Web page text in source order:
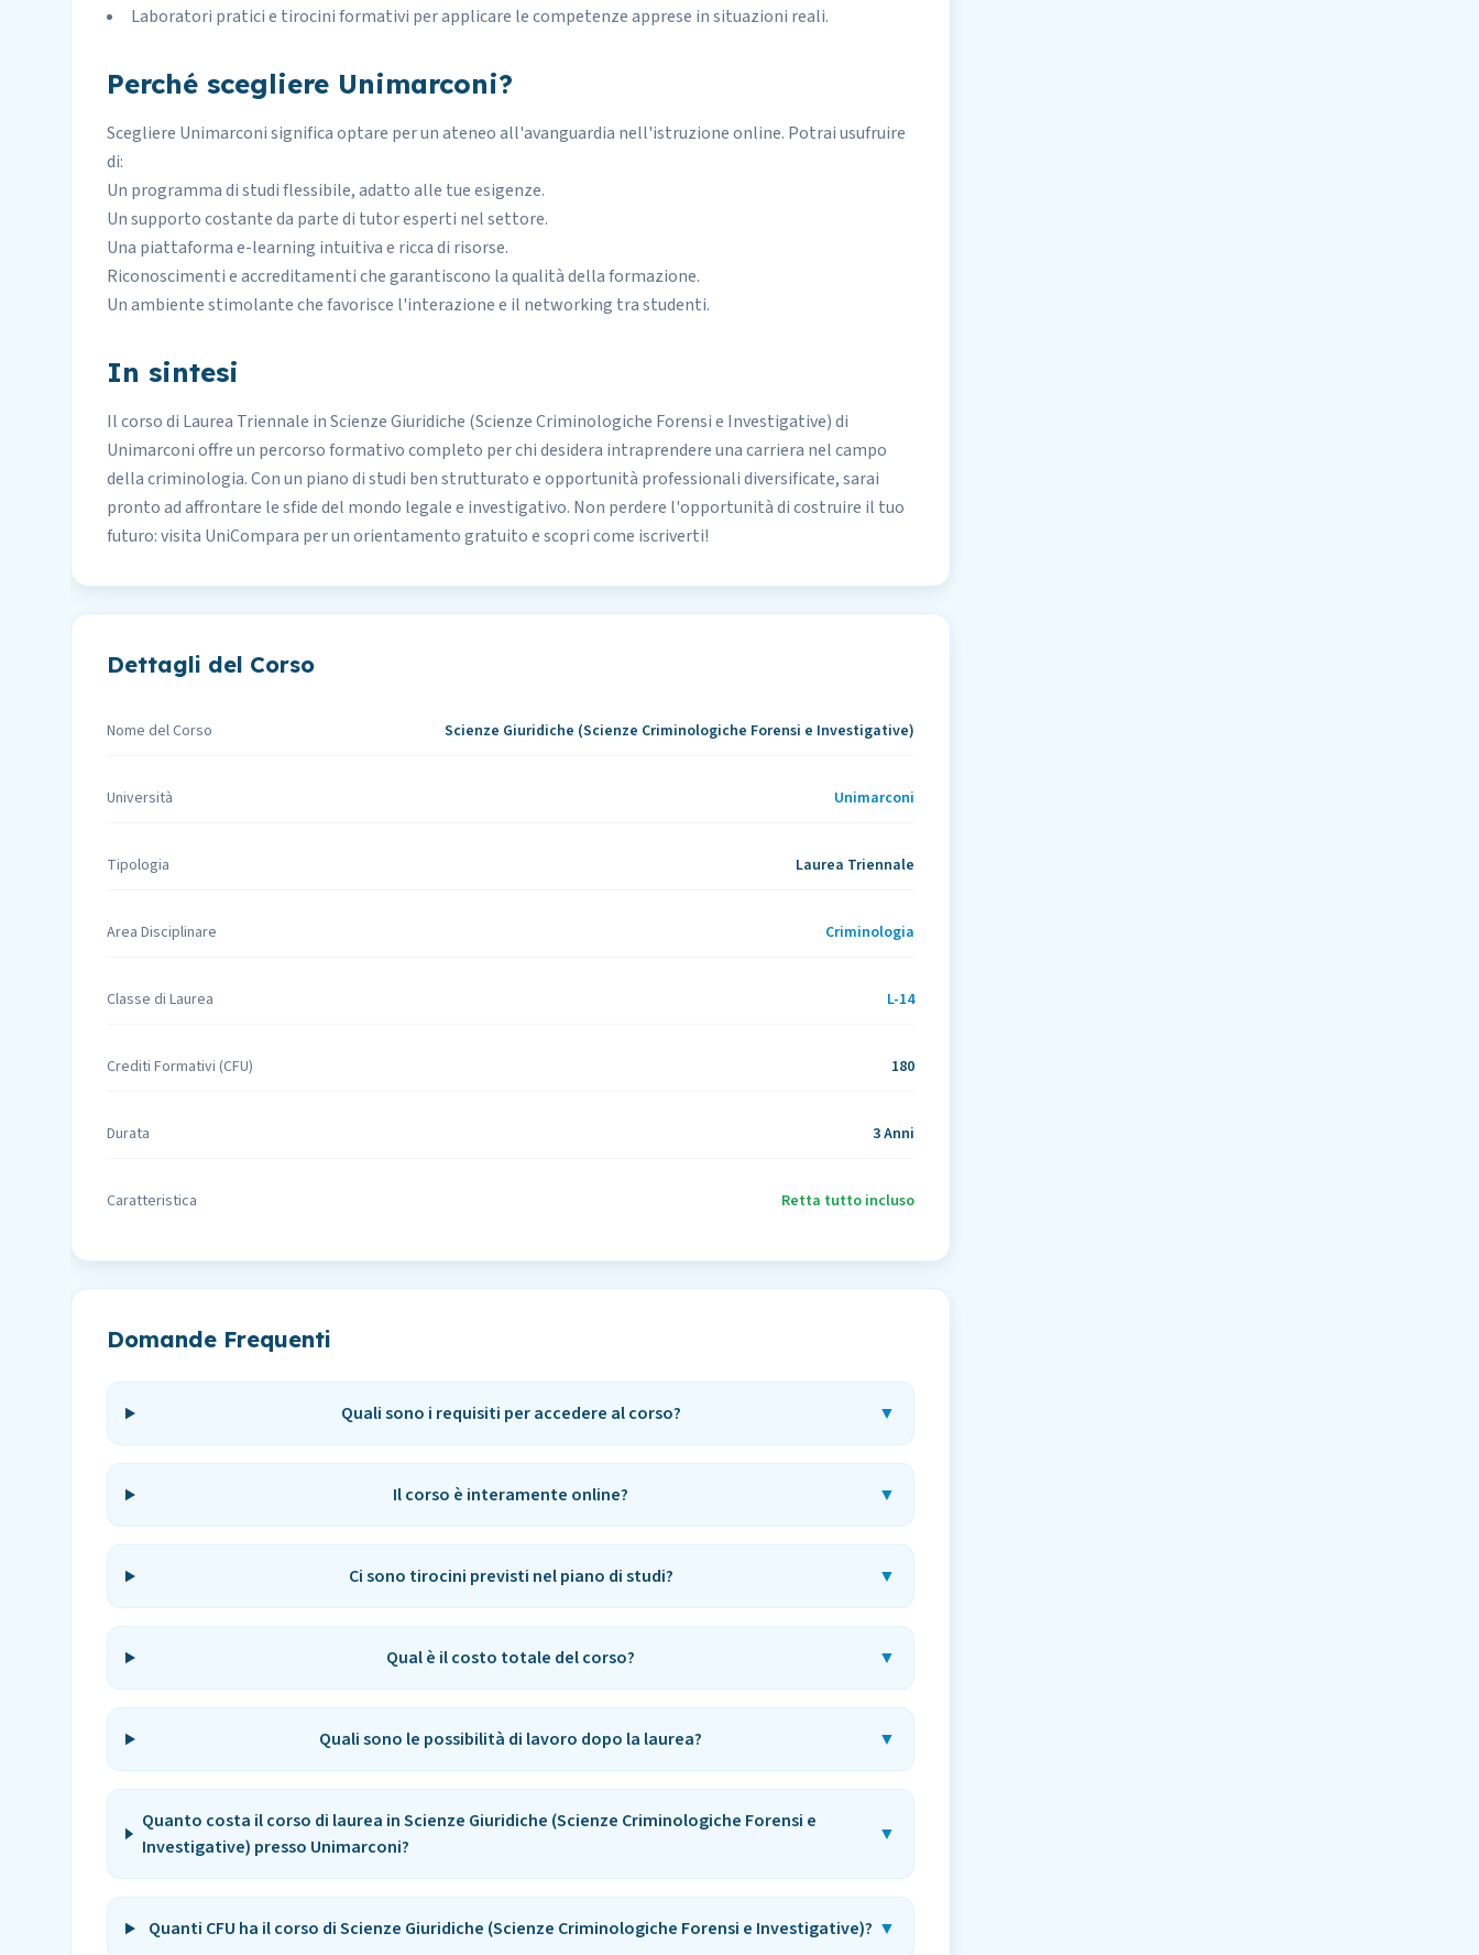
Laboratori pratici e tirocini formativi per applicare le competenze apprese in situazioni reali.
Perché scegliere Unimarconi?
Scegliere Unimarconisignifica optare per un ateneo all'avanguardia nell'istruzione online. Potrai usufruire
di:
Un programma di studi flessibile, adatto alle tue esigenze.
Un supporto costante da parte di tutor esperti nel settore.
Una piattaforma e-learning intuitiva e ricca di risorse.
Riconoscimenti e accreditamenti che garantiscono la qualità della formazione.
Un ambiente stimolante che favorisce l'interazione e il networking tra studenti.
In sintesi
Il corso di Laurea Triennale in Scienze Giuridiche (Scienze Criminologiche Forensi e Investigative) di
Unimarconi offre un percorso formativo completo per chi desidera intraprendere una carriera nel campo
della criminologia. Con un piano di studi ben strutturato e opportunità professionali diversificate, sarai
pronto ad affrontare le sfide del mondo legale e investigativo. Non perdere l'opportunità di costruire il tuo
futuro: visita UniCompara per un orientamento gratuito e scopri come iscriverti!
Dettagli del Corso
Nome del Corso Scienze Giuridiche (Scienze Criminologiche Forensi e Investigative)
Università Unimarconi
Tipologia Laurea Triennale
Area Disciplinare Criminologia
Classe di Laurea L-14
Crediti Formativi (CFU) 180
Durata 3 Anni
Caratteristica Retta tutto incluso
Domande Frequenti
Quali sono i requisiti per accedere al corso? ▼
Il corso è interamente online? ▼
Ci sono tirocini previsti nel piano di studi? ▼
Qual è il costo totale del corso? ▼
Quali sono le possibilità di lavoro dopo la laurea? ▼
Quanto costa il corso di laurea in Scienze Giuridiche (Scienze Criminologiche Forensi e
Investigative) presso Unimarconi?
▼
Quanti CFU ha il corso di Scienze Giuridiche (Scienze Criminologiche Forensi e Investigative)? ▼